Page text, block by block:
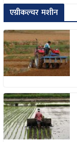
एग्रीकल्चर मशीन